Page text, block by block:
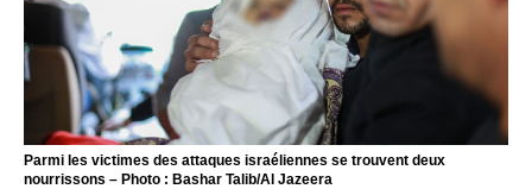
Parmi les victimes des attaques israéliennes se trouvent deux
nourrissons – Photo : Bashar Talib/Al Jazeera